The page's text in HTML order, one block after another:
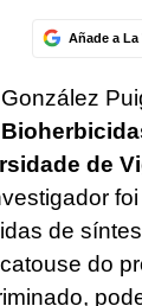
Añade a
de
de
do